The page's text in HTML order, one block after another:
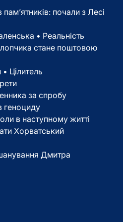
почали з Лесі
• Реальність
стане поштовою
Цілитель
за спробу
геноциду
в наступному житті
Хорватський
Дмитра